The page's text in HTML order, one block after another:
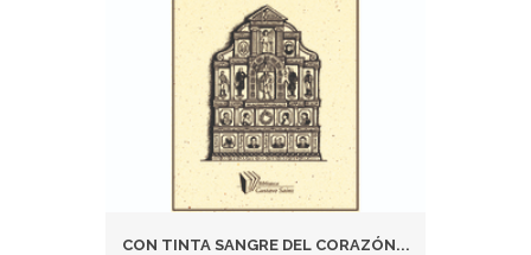
CON TINTA SANGRE DEL CORAZÓN...